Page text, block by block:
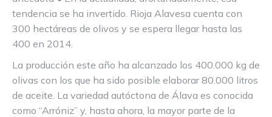
tendencia se ha invertido. Rioja Alavesa cuenta con
300 hectáreas de olivos y se espera llegar hasta las
400 en 2014.
La producción este año ha alcanzado los 400.000 kg de
olivas con los que ha sido posible elaborar 80.000 litros
de aceite. La variedad autóctona de Álava es conocida
como “Arróniz” y, hasta ahora, la mayor parte de la